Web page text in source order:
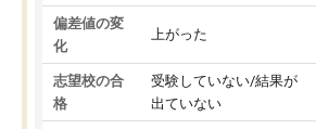
偏差値の変
化
上がった
志望校の合
格
受験していない/結果が
出ていない